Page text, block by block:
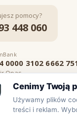
pomocy?
448 060
0000 3102 6662
Opas